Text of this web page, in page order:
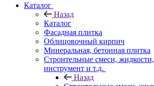
Каталог
Назад
Каталог
Фасадная плитка
Облицовочный кирпич
Минеральная, бетонная плитка
Строительные смеси,
инструмент и т.д.
Назад